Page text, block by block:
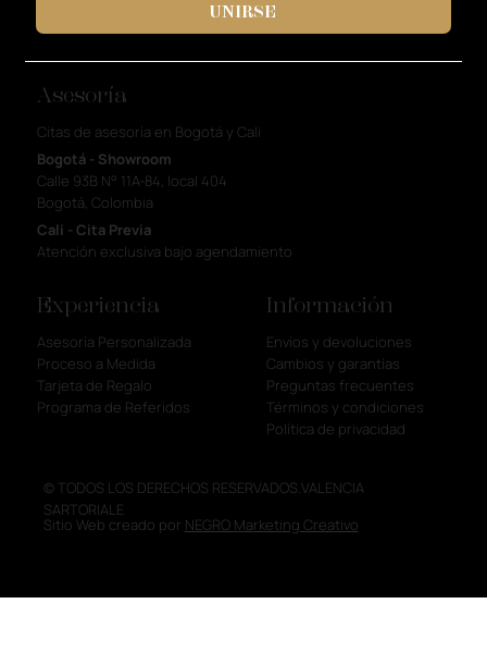
Experiencia
Asesoría Personalizada
Proceso a Medida
Tarjeta de Regalo
Programa de Referidos
Información
Envíos y devoluciones
Cambios y garantías
Preguntas frecuentes
Términos y condiciones
Política de privacidad
Asesoría
Citas de asesoría en Bogotá y Cali
Bogotá - Showroom
Calle 93B N° 11A-84, local 404
Bogotá, Colombia
Cali - Cita Previa
Atención exclusiva bajo agendamiento
UNIRSE
Sitio Web creado por NEGRO Marketing Creativo
© TODOS LOS DERECHOS RESERVADOS.VALENCIA
SARTORIALE